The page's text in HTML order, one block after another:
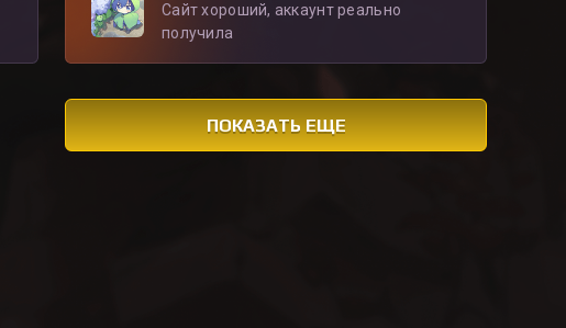
Сайт хороший, аккаунт реально
получила
ПОКАЗАТЬ ЕЩЕ